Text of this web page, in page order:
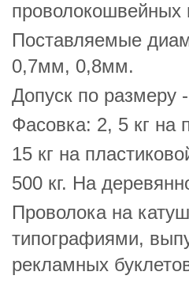
Поставляемые
0,7мм, 0,8мм.
Допуск по размеру
Фасовка: 2, 5 кг на
15 кг на
500 кг. На
Проволока на
типографиями,
рекламных